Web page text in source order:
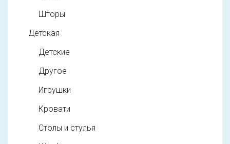
Шторы
Детская
Детские
Другое
Игрушки
Кровати
Столы и стулья